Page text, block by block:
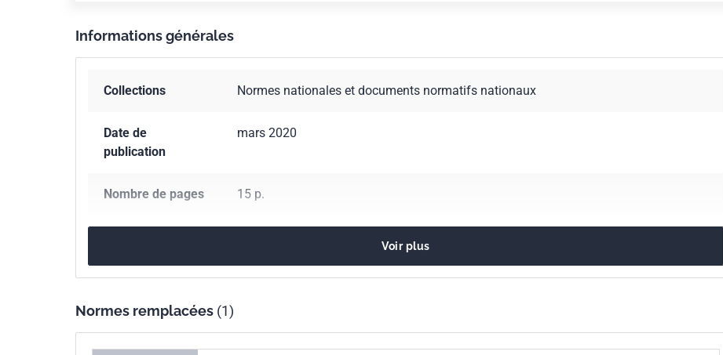
Informations générales
Collections Normes nationales et documents normatifs nationaux
Date de
publication
mars 2020
Nombre de pages 15 p.
Codes ICS 87.040Peintures et vernis
Numéro de tirage
Voir plus
Normes remplacées (1)